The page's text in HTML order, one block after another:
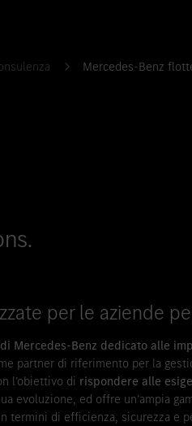
Mercedes-Benz
per le aziende
Mercedes-Benz dedicato alle
partner di riferimento per la
l’obiettivo di rispondere alle
evoluzione, ed offre un’ampia
termini di efficienza, sicurezza e